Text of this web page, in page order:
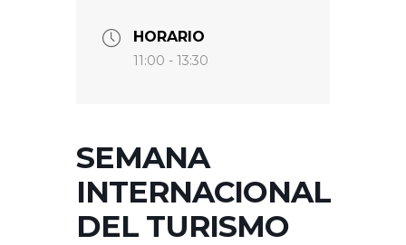
HORARIO
11:00 - 13:30
SEMANA
INTERNACIONAL
DEL TURISMO